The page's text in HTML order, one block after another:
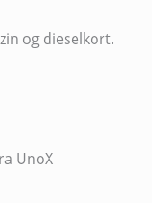
og dieselkort.
UnoX